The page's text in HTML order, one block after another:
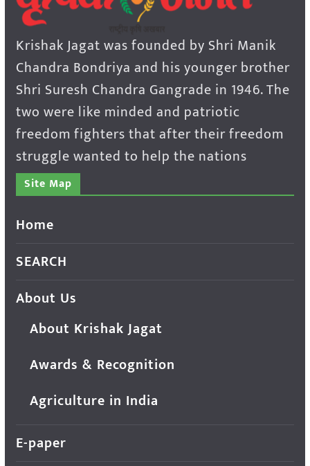
Krishak Jagat was founded by Shri Manik
Chandra Bondriya and his younger brother
Shri Suresh Chandra Gangrade in 1946. The
two were like minded and patriotic
freedom fighters that after their freedom
struggle wanted to help the nations
Site Map
Home
SEARCH
About Us
About Krishak Jagat
Awards & Recognition
Agriculture in India
E-paper